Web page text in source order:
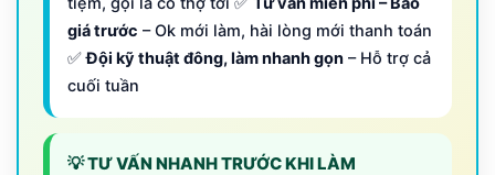
giá trước – Ok mới làm, hài lòng mới thanh toán
✅Đội kỹ thuật đông, làm nhanh gọn – Hỗ trợ cả
cuối tuần
💡 TƯ VẤN NHANH TRƯỚC KHI LÀM